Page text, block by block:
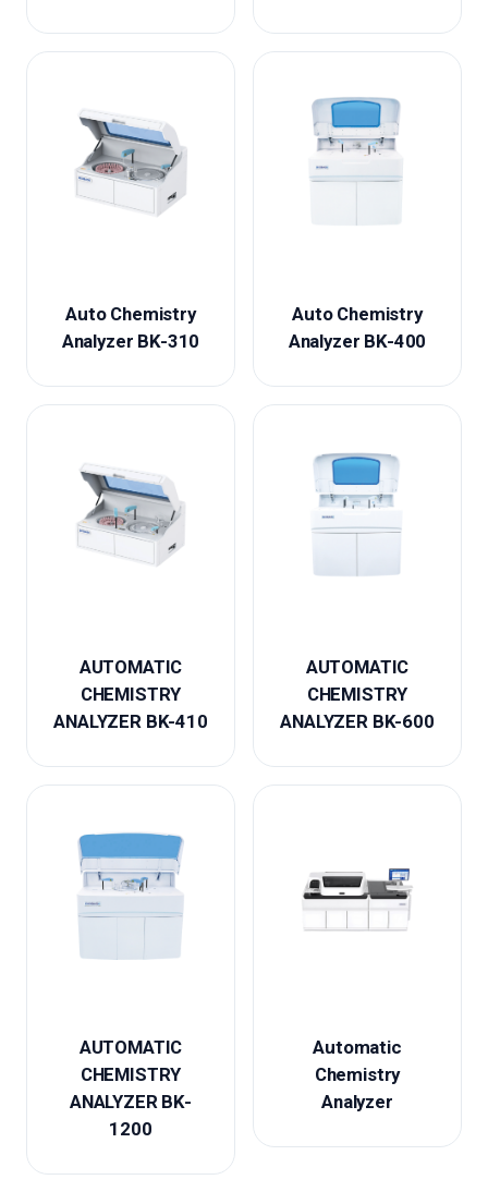
Auto Chemistry
Analyzer BK-310
Auto Chemistry
Analyzer BK-400
AUTOMATIC
CHEMISTRY
ANALYZER BK-410
AUTOMATIC
CHEMISTRY
ANALYZER BK-600
AUTOMATIC
CHEMISTRY
ANALYZER BK-
1200
Automatic
Chemistry
Analyzer